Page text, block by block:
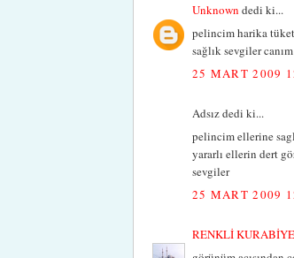
Unknown dedi ki...
pelincim harika
sağlık sevgiler canım
25 MART 2009
Adsız dedi ki...
pelincim ellerine
yararlı ellerin dert
sevgiler
25 MART 2009
RENKLİ